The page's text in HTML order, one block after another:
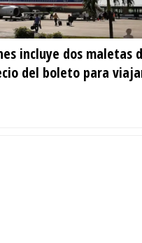
incluye dos maletas
del boleto para